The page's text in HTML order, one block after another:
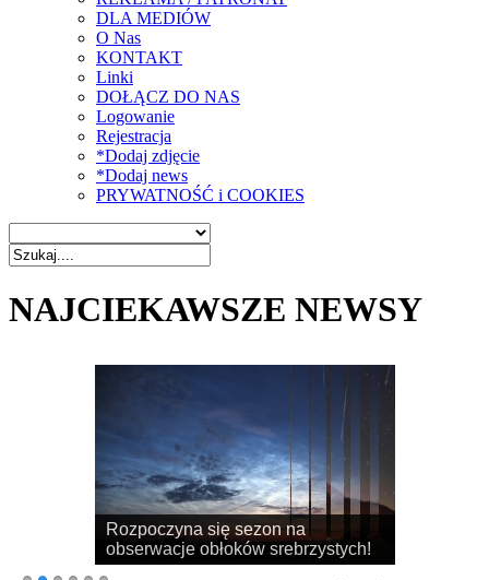
DLA MEDIÓW
O Nas
KONTAKT
Linki
DOŁĄCZ DO NAS
Logowanie
Rejestracja
*Dodaj zdjęcie
*Dodaj news
PRYWATNOŚĆ i COOKIES
NAJCIEKAWSZE NEWSY
Rozpoczyna się sezon na
obserwacje obłoków srebrzystych!